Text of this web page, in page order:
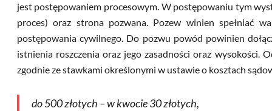
jest postępowaniem procesowym. W postępowaniu tym
proces) oraz strona pozwana. Pozew winien spełniać
postępowania cywilnego. Do pozwu powód powinien
istnienia roszczenia oraz jego zasadności oraz wysokości.
zgodnie ze stawkami określonymi w ustawie o kosztach
do 500 złotych – w kwocie 30 złotych,